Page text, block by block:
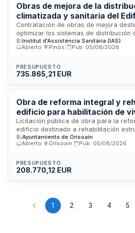
Obras de mejora de la
climatizada y sanitaria del
Instituto de Asuntos Sociales
Contratación de obras de mejora
optimizar los sistemas de distribución
agua sanitaria en el Edificio TMS del
Sociales. El proyecto ejecutivo incluye
la entidad, abarcando desde el
completa de los trabajos de
Institut d'Assistència Sanitària (IAS)
Abierto
Pinós Pub. 05/08/2026
PRESUPUESTO
735.865,21 EUR
Obra de reforma integral y
edificio para habilitación de
en Orísoain
Licitación pública de obra para la
edificio destinado a rehabilitación
envolvente, con posterior habilitación
alquiler. El Ayuntamiento de Orísoain, a
acondicionamiento necesarios para
elementos externos del inmueble, así
Ayuntamiento de Orísoain
Abierto
Orísoain Pub. 05/08/2026
PRESUPUESTO
208.770,12 EUR
1 2 3 4 5